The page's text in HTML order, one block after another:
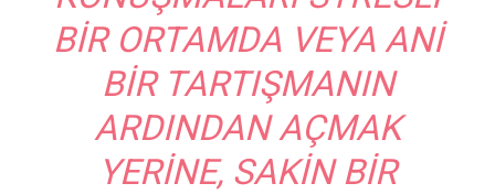
BIR ORTAMDA VEYA ANI
BIR TARTIŞMANIN
ARDINDAN AÇMAK
YERINE, SAKIN BIR